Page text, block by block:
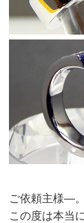
ご依頼主様—。
この度は本当